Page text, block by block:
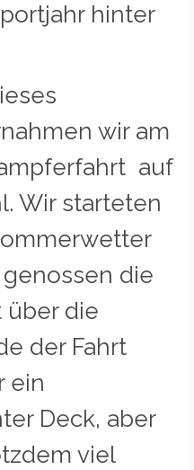
hinter
wir am
auf
Wir starteten
die
über die
der Fahrt
ein
Deck, aber
viel